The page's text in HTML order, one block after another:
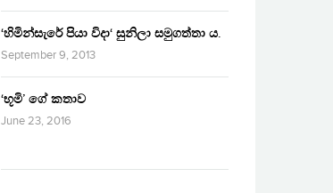
‘හිමින්සැරේ පියා විදා‘ සුනිලා සමුගත්තා ය.
September 9, 2013
‘භූමි’ ගේ කතාව
June 23, 2016